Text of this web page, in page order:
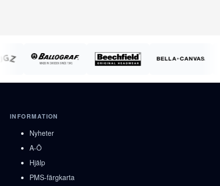
INFORMATION
Nyheter
A-Ö
Hjälp
PMS-färgkarta